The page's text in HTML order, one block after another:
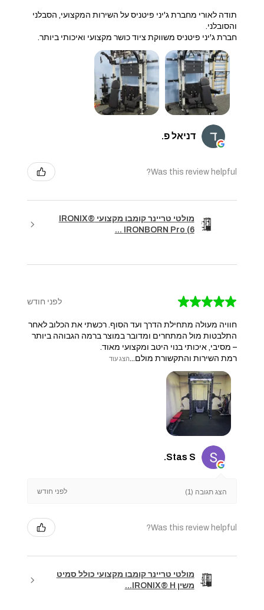
תודה לאורי מחברת ג'יני פיטניס על השירות המקצועי, הסבלני
והסובלני.
חברת ג'יני פיטניס משווקת ציוד כושר מקצועי ואיכותי ביותר.
דניאל פ.
Was this review helpful?
מולטי טריינר קומבו מקצועי IRONIX®
IRONBORN Pro (6 ...
★
★
★
★
★ לפני חודש
חוויה מעולה מתחילת הדרך ועד הסוף. רכשתי את הכלוב לאחר
התלבטות מול המתחרים ומדובר במוצר ברמה הגבוהה ביותר
– מסיבי, איכותי בנוי היטב ומקצועי מאוד.
​רמת השירות והתקשורת מולם...הצג עוד
Stas S.
הצג תגובה (1) לפני חודש
Was this review helpful?
מולטי טריינר קומבו מקצועי כולל סמיט
משין IRONIX® H...